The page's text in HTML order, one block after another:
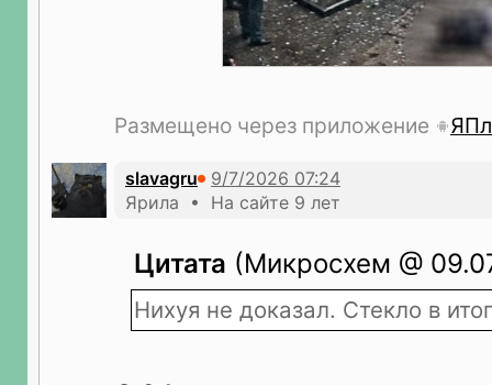
Размещено через приложение
slavagru
Ярила • На сайте 9 лет
Цитата (Микросхем @
Нихуя не доказал. Стекло в